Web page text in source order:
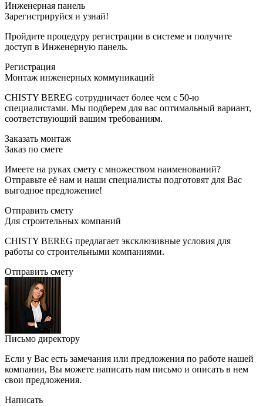
Инженерная панель
Зарегистрируйся и узнай!
Пройдите процедуру регистрации в системе и получите
доступ в Инженерную панель.
Регистрация
Монтаж инженерных коммуникаций
CHISTY BEREG сотрудничает более чем с 50-ю
специалистами. Мы подберем для вас оптимальный вариант,
соответствующий вашим требованиям.
Заказать монтаж
Заказ по смете
Имеете на руках смету с множеством наименований?
Отправьте её нам и наши специалисты подготовят для Вас
выгодное предложение!
Отправить смету
Для строительныx компаний
CHISTY BEREG предлагает эксклюзивные условия для
работы со строительными компаниями.
Отправить смету
Письмо директору
Если у Вас есть замечания или предложения по работе нашей
компании, Вы можете написать нам письмо и описать в нем
свои предложения.
Написать